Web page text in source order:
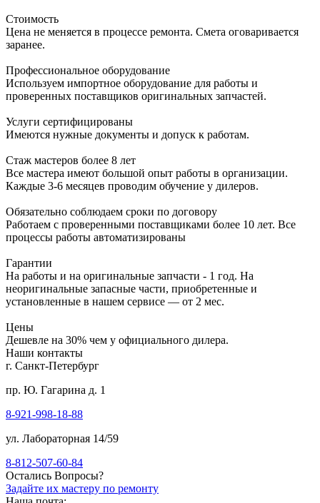
Стоимость
Цена не меняется в процессе ремонта. Смета оговаривается
заранее.
Профессиональное оборудование
Используем импортное оборудование для работы и
проверенных поставщиков оригинальных запчастей.
Услуги сертифицированы
Имеются нужные документы и допуск к работам.
Стаж мастеров более 8 лет
Все мастера имеют большой опыт работы в организации.
Каждые 3-6 месяцев проводим обучение у дилеров.
Обязательно соблюдаем сроки по договору
Работаем с проверенными поставщиками более 10 лет. Все
процессы работы автоматизированы
Гарантии
На работы и на оригинальные запчасти - 1 год. На
неоригинальные запасные части, приобретенные и
установленные в нашем сервисе — от 2 мес.
Цены
Дешевле на 30% чем у официального дилера.
Наши контакты
г. Санкт-Петербург
пр. Ю. Гагарина д. 1
8-921-998-18-88
ул. Лабораторная 14/59
8-812-507-60-84
Остались Вопросы?
Задайте их мастеру по ремонту